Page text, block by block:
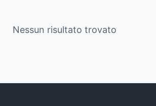
Nessun risultato trovato